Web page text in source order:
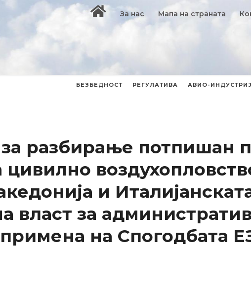
За нас Мапа на страната
БЕЗБЕДНОСТ РЕГУЛАТИВА АВИО-
разбирање потпишан
цивилно
и
власт за
на Спогодбата